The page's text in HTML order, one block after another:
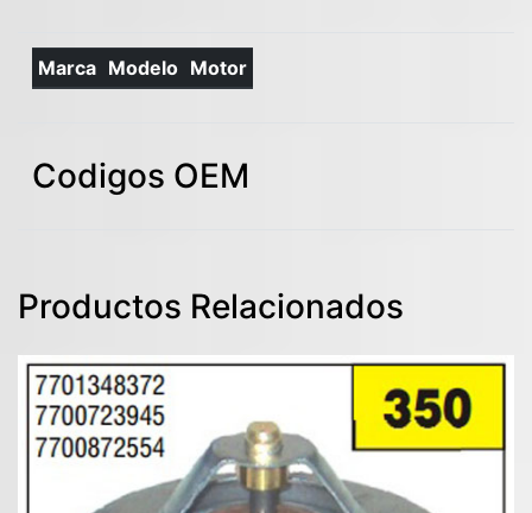
Marca Modelo Motor
Codigos OEM
Productos Relacionados